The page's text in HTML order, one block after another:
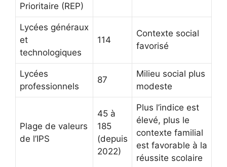
Prioritaire (REP)
Lycées généraux
et
technologiques
114
Contexte social
favorisé
Lycées
professionnels
87
Milieu social plus
modeste
Plage de valeurs
de l’IPS
45 à
185
(depuis
2022)
Plus l’indice est
élevé, plus le
contexte familial
est favorable à la
réussite scolaire